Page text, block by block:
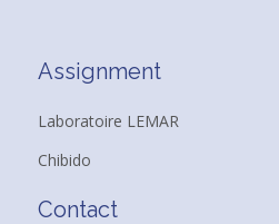
Assignment
Laboratoire LEMAR
Chibido
Contact